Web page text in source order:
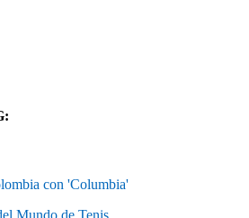
con 'Columbia'
Mundo de Tenis